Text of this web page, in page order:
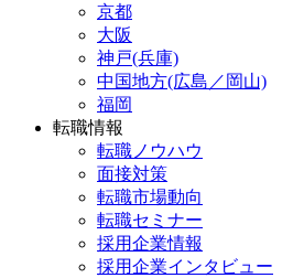
京都
大阪
神戸(兵庫)
中国地方(広島／岡山)
福岡
転職情報
転職ノウハウ
面接対策
転職市場動向
転職セミナー
採用企業情報
採用企業インタビュー